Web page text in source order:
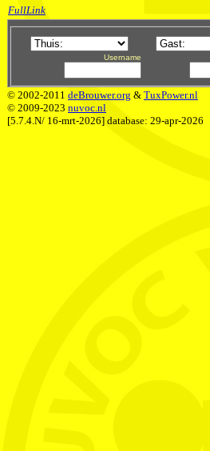
FullLink
Username
© 2002-2011 deBrouwer.org & TuxPower.nl
© 2009-2023 nuvoc.nl
[5.7.4.N/ 16-mrt-2026] database: 29-apr-2026